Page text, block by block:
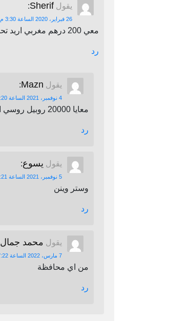
يقول Sherif
:
26 فبراير، 2020 الساعة 3:30 م
معي 200 درهم مغربي اريد تحويل الي جنية مصري اين يمكنني أن احول
رد
يقول Mazn
:
4 نوفمبر، 2021 الساعة 4:20 م
معايا 20000 روبيل روسي اغيرهم فين في القاهرة
رد
يقول يسوع:
5 نوفمبر، 2021 الساعة 10:21 م
وستر وينن
رد
يقول محمد جمال
7 مارس، 2022 الساعة 7:22 م
من اي محافظة
رد